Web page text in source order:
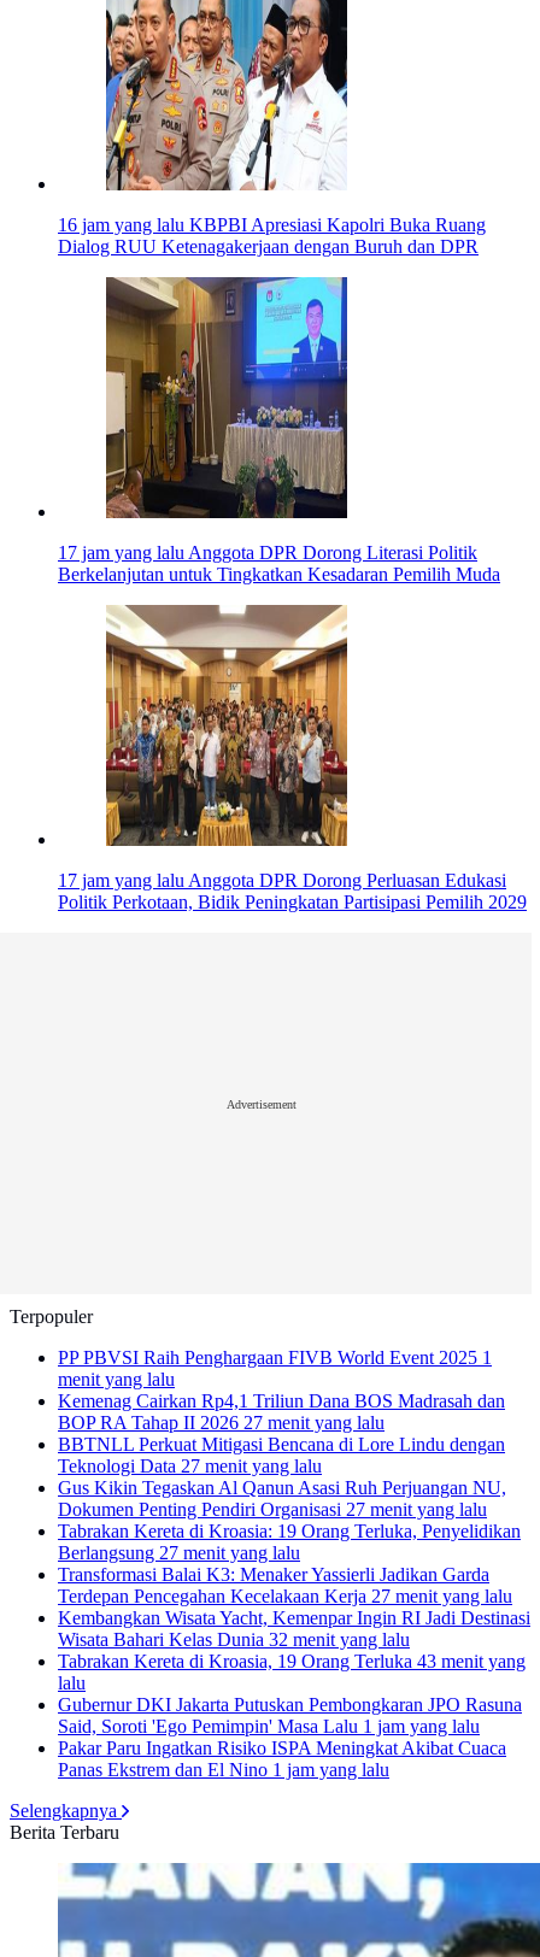
16 jam yang lalu KBPBI Apresiasi Kapolri Buka Ruang
Dialog RUU Ketenagakerjaan dengan Buruh dan DPR
17 jam yang laluAnggota DPR Dorong Literasi Politik
Berkelanjutan untuk Tingkatkan Kesadaran Pemilih Muda
17 jam yang laluAnggota DPR Dorong Perluasan Edukasi
Politik Perkotaan, Bidik Peningkatan Partisipasi Pemilih 2029
Advertisement
Terpopuler
PP PBVSI Raih Penghargaan FIVB World Event 2025 1
menit yang lalu
Kemenag Cairkan Rp4,1 Triliun Dana BOS Madrasah dan
BOP RA Tahap II 2026 27 menit yang lalu
BBTNLL Perkuat Mitigasi Bencana di Lore Lindu dengan
Teknologi Data 27 menit yang lalu
Gus Kikin Tegaskan Al Qanun Asasi Ruh Perjuangan NU,
Dokumen Penting Pendiri Organisasi 27 menit yang lalu
Tabrakan Kereta di Kroasia: 19 Orang Terluka, Penyelidikan
Berlangsung 27 menit yang lalu
Transformasi Balai K3: Menaker Yassierli Jadikan Garda
Terdepan Pencegahan Kecelakaan Kerja 27 menit yang lalu
Kembangkan Wisata Yacht, Kemenpar Ingin RI Jadi Destinasi
Wisata Bahari Kelas Dunia 32 menit yang lalu
Tabrakan Kereta di Kroasia, 19 Orang Terluka 43 menit yang
lalu
Gubernur DKI Jakarta Putuskan Pembongkaran JPO Rasuna
Said, Soroti 'Ego Pemimpin' Masa Lalu 1 jam yang lalu
Pakar Paru Ingatkan Risiko ISPA Meningkat Akibat Cuaca
Panas Ekstrem dan El Nino 1 jam yang lalu
Selengkapnya
Berita Terbaru